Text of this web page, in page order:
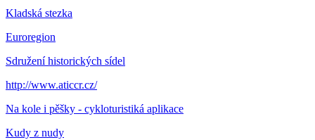
Kladská stezka
Euroregion
Sdružení historických sídel
http://www.aticcr.cz/
Na kole i pěšky - cykloturistiká aplikace
Kudy z nudy